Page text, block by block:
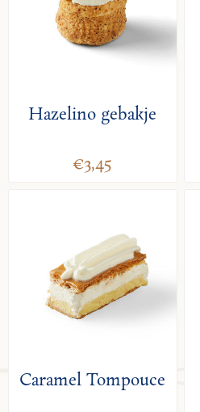
Hazelino gebakje
€3,45
Caramel Tompouce